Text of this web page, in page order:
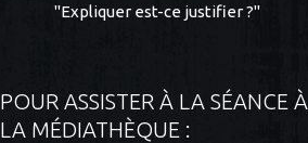
"Expliquer est-ce justifier ?"
POUR ASSISTER À LA SÉANCE À
LA MÉDIATHÈQUE :